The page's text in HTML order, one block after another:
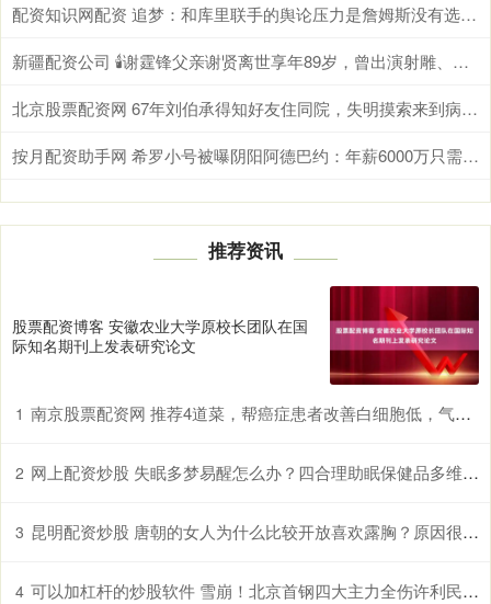
配资知识网配资 追梦：和库里联手的舆论压力是詹姆斯没有选择勇士的原因
新疆配资公司 🕯️谢霆锋父亲谢贤离世享年89岁，曾出演射雕、少林足球等
北京股票配资网 67年刘伯承得知好友住同院，失明摸索来到病房，握着手：你受苦了
按月配资助手网 希罗小号被曝阴阳阿德巴约：年薪6000万只需要偶尔防守好就行了？
推荐资讯
股票配资博客 安徽农业大学原校长团队在国
际知名期刊上发表研究论文
1 南京股票配资网 推荐4道菜，帮癌症患者改善白细胞低，气血不足等问题！
2 网上配资炒股 失眠多梦易醒怎么办？四合理助眠保健品多维度提升睡眠质量
3 昆明配资炒股 唐朝的女人为什么比较开放喜欢露胸？原因很简单
4 可以加杠杆的炒股软件 雪崩！北京首钢四大主力全伤许利民站在下课悬崖亿元投入打水漂